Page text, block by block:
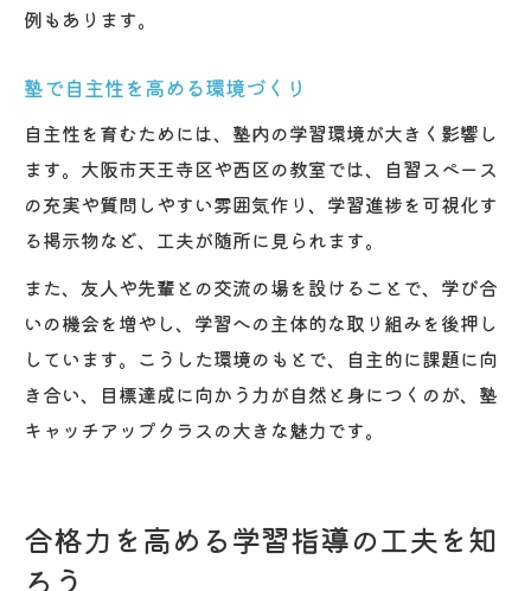
例もあります。
塾で自主性を高める環境づくり
自主性を育むためには、塾内の学習環境が大きく影響し
ます。大阪市天王寺区や西区の教室では、自習スペース
の充実や質問しやすい雰囲気作り、学習進捗を可視化す
る掲示物など、工夫が随所に見られます。
また、友人や先輩との交流の場を設けることで、学び合
いの機会を増やし、学習への主体的な取り組みを後押し
しています。こうした環境のもとで、自主的に課題に向
き合い、目標達成に向かう力が自然と身につくのが、塾
キャッチアップクラスの大きな魅力です。
合格力を高める学習指導の工夫を知
ろう